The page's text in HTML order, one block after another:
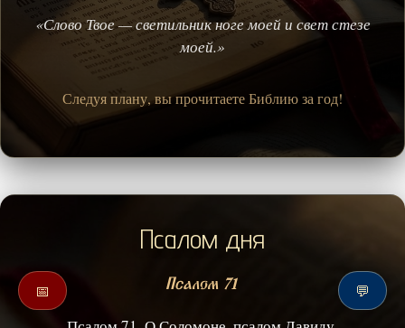
«Слово Твое — светильник ноге моей и свет стезе
моей.»
Следуя плану, вы прочитаете Библию за год!
Псалом дня
Псалом 71
📅 💬